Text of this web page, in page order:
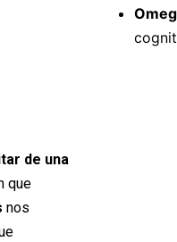
de una
que
nos